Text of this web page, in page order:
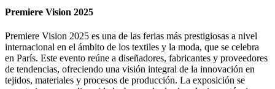
Premiere Vision 2025
Premiere Vision 2025 es una de las ferias más prestigiosas a nivel
internacional en el ámbito de los textiles y la moda, que se celebra
en París. Este evento reúne a diseñadores, fabricantes y proveedores
de tendencias, ofreciendo una visión integral de la innovación en
tejidos, materiales y procesos de producción. La exposición se